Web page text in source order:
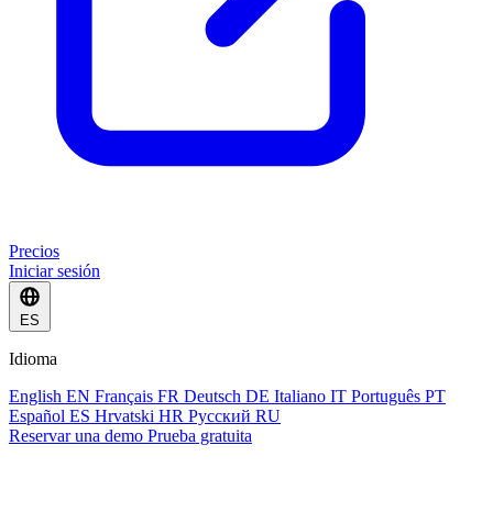
Precios
Iniciar sesión
ES
Idioma
English EN Français FR Deutsch DE Italiano IT Português PT
Español ES Hrvatski HR Русский RU
Reservar una demo Prueba gratuita